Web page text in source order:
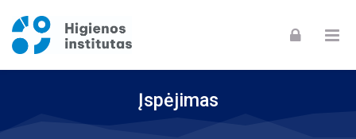
Įspėjimas